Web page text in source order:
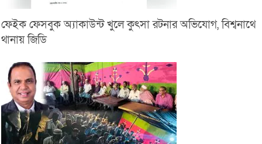
ফেইক ফেসবুক অ্যাকাউন্ট খুলে কুৎসা রটনার অভিযোগ, বিশ্বনাথে
থানায় জিডি